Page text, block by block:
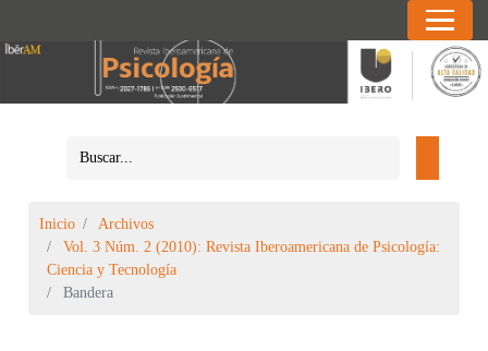
Inicio
Archivos
Vol. 3 Núm. 2 (2010): Revista Iberoamericana de Psicología:
Ciencia y Tecnología
Bandera